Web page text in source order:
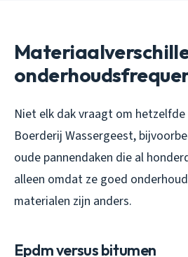
Niet elk dak vraagt om
Boerderij Wassergeest,
oude pannendaken die al
alleen omdat ze goed
materialen zijn anders.
Epdm versus bitumen